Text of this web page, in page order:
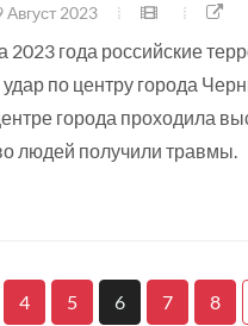
Август 2023
2023 года российские
по центру города
города проходила
людей получили травмы.
4 5 6 7 8